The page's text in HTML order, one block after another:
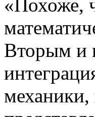
«Похоже,
Вторым и
механики,